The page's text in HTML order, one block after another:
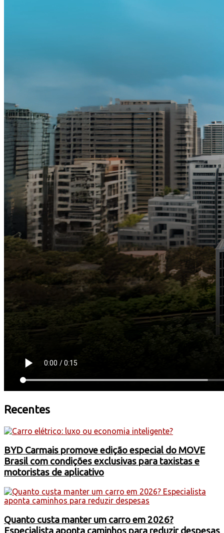
Recentes
BYD Carmais promove edição especial do MOVE
Brasil com condições exclusivas para taxistas e
motoristas de aplicativo
Quanto custa manter um carro em 2026?
Especialista aponta caminhos para reduzir despesas